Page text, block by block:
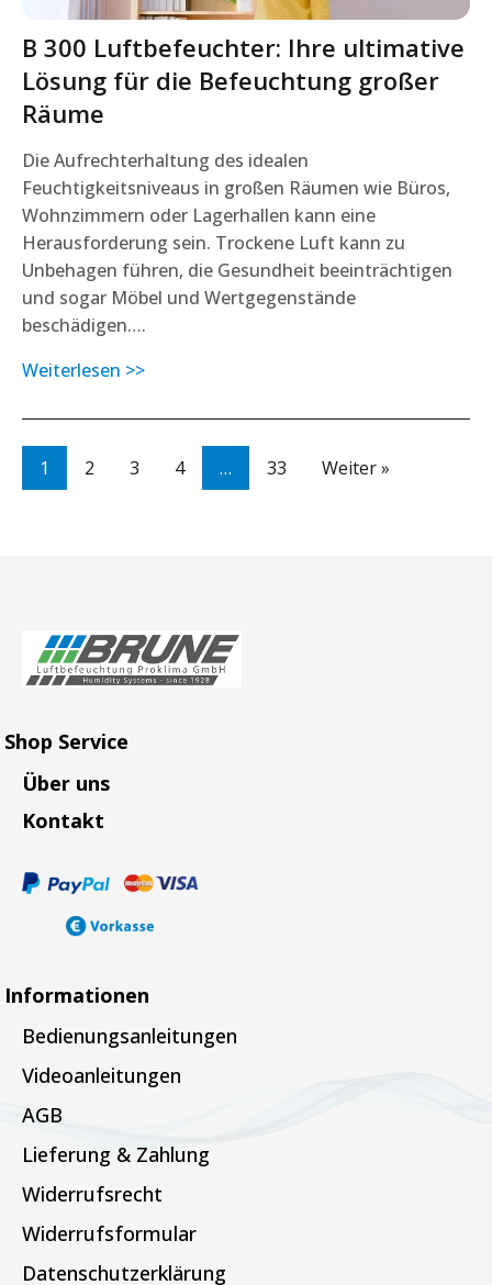
B 300 Luftbefeuchter: Ihre ultimative
Lösung für die Befeuchtung großer
Räume
Die Aufrechterhaltung des idealen
Feuchtigkeitsniveaus in großen Räumen wie Büros,
Wohnzimmern oder Lagerhallen kann eine
Herausforderung sein. Trockene Luft kann zu
Unbehagen führen, die Gesundheit beeinträchtigen
und sogar Möbel und Wertgegenstände
beschädigen….
Weiterlesen >>
1 2 3 4 … 33 Weiter »
Shop Service
Über uns
Kontakt
Informationen
Bedienungsanleitungen
Videoanleitungen
AGB
Lieferung & Zahlung
Widerrufsrecht
Widerrufsformular
Datenschutzerklärung